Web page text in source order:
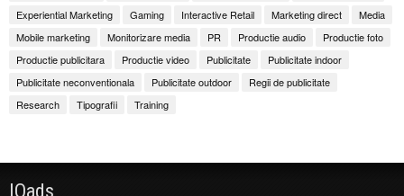
Experiential Marketing
Gaming Interactive Retail Marketing direct
Media
Mobile marketing
Monitorizare media PR Productie audio
Productie foto
Productie publicitara
Productie video Publicitate
Publicitate indoor
Publicitate neconventionala
Publicitate outdoor
Regii de publicitate
Research
Tipografii Training
IQads